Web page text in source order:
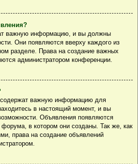
важную информацию, и вы должны
Они появляются вверху каждого из
разделе. Права на создание важных
администратором конференции.
важную информацию для
в настоящий момент, и вы
Объявления появляются
в котором они созданы. Так же, как
права на создание объявлений